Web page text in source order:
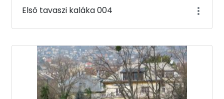
Első tavaszi kaláka 004